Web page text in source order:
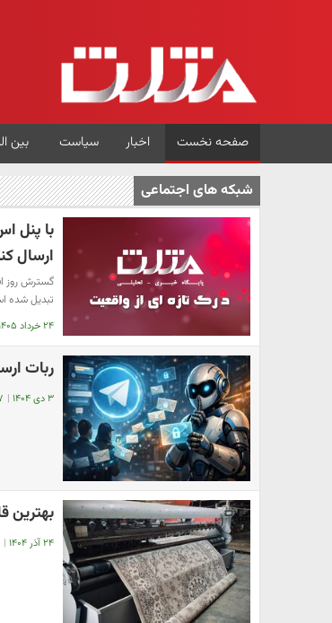
صفحه نخست اخبار سیاست بین
شبکه های اجتماعی
با پنل
ارسال
گسترش روز
تبدیل شده
۲۴ خرداد ۱۴۰۵
ربات
۳ دی ۱۴۰۴ |
بهترین
۲۴ آذر ۱۴۰۴ |